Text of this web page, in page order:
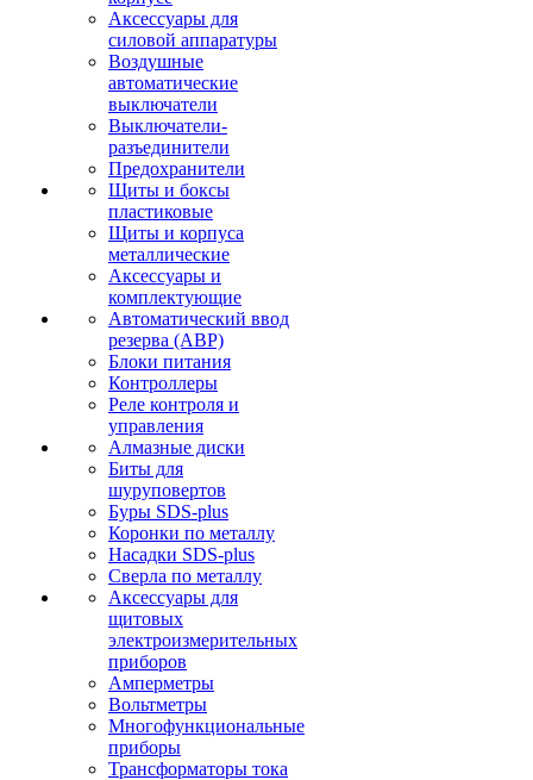
Аксессуары для
силовой аппаратуры
Воздушные
автоматические
выключатели
Выключатели-
разъединители
Предохранители
Щиты и боксы
пластиковые
Щиты и корпуса
металлические
Аксессуары и
комплектующие
Автоматический ввод
резерва (АВР)
Блоки питания
Контроллеры
Реле контроля и
управления
Алмазные диски
Биты для
шуруповертов
Буры SDS-plus
Коронки по металлу
Насадки SDS-plus
Сверла по металлу
Аксессуары для
щитовых
электроизмерительных
приборов
Амперметры
Вольтметры
Многофункциональные
приборы
Трансформаторы тока